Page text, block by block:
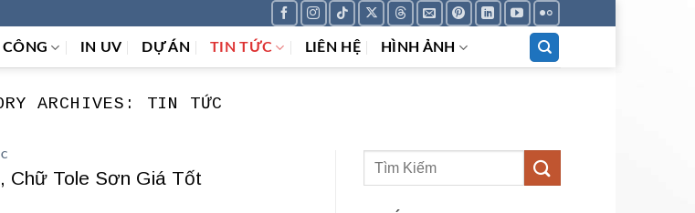
CÔNG IN UV DỰ ÁN TIN TỨC LIÊN HỆ HÌNH ẢNH
ARCHIVES: TIN TỨC
Chữ Tole Sơn Giá Tốt